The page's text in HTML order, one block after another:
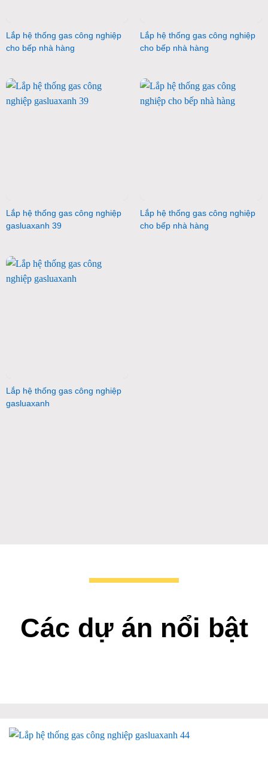
Lắp hệ thống gas công nghiệp
cho bếp nhà hàng
Lắp hệ thống gas công nghiệp
cho bếp nhà hàng
Lắp hệ thống gas công nghiệp
gasluaxanh 39
Lắp hệ thống gas công nghiệp
cho bếp nhà hàng
Lắp hệ thống gas công nghiệp
gasluaxanh
Các dự án nổi bật